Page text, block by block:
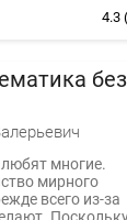
4.3
без
многие.
мирного
всего из-за